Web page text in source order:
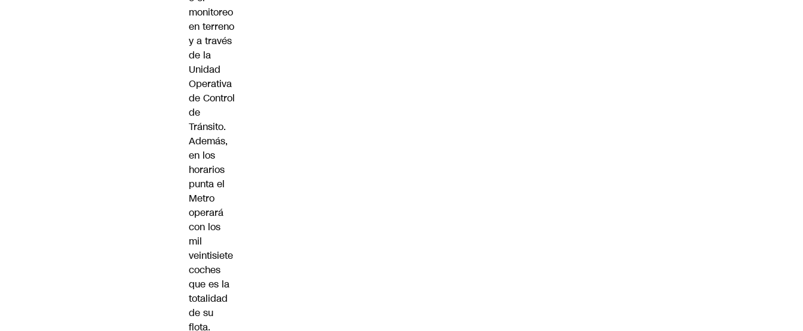
monitoreo
en terreno
y a través
de la
Unidad
Operativa
de Control
de
Tránsito.
Además,
en los
horarios
punta el
Metro
operará
con los
mil
veintisiete
coches
que es la
totalidad
de su
flota.